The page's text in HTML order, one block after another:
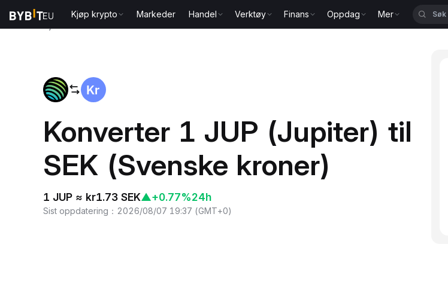
Kjøp krypto Markeder Handel Verktøy Finans Oppdag Mer
Konverter 1 JUP (Jupiter) til
SEK (Svenske kroner)
1 JUP ≈ kr1.73 SEK▲+0.77%24h
Sist oppdatering ： 2026/08/07 19:37 (GMT+0)